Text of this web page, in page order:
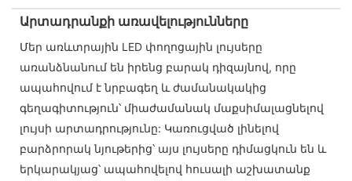
Արտադրանքի առավելությունները
Մեր առևտրային LED փողոցային լույսերը
առանձնանում են իրենց բարակ դիզայնով, որը
ապահովում է նրբագեղ և ժամանակակից
գեղագիտություն՝ միաժամանակ մաքսիմալացնելով
լույսի արտադրությունը: Կառուցված լինելով
բարձրորակ նյութերից՝ այս լույսերը դիմացկուն են և
երկարակյաց՝ ապահովելով հուսալի աշխատանք